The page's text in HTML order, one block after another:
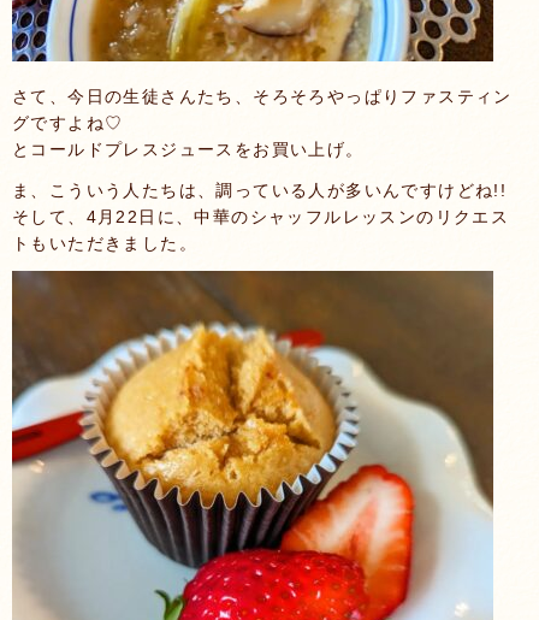
さて、今日の生徒さんたち、そろそろやっぱりファスティン
グですよね♡
とコールドプレスジュースをお買い上げ。
ま、こういう人たちは、調っている人が多いんですけどね!!
そして、4月22日に、中華のシャッフルレッスンのリクエス
トもいただきました。